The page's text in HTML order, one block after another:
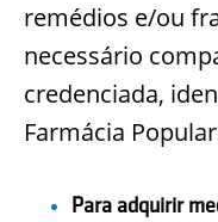
remédios e/ou
necessário
credenciada,
Farmácia
Para adquirir